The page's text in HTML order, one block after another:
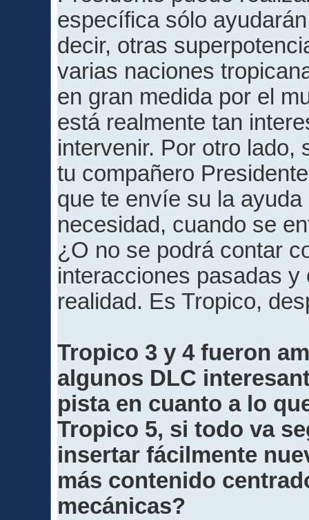
específica sólo
decir, otras
varias naciones
en gran medida por el
está realmente tan
intervenir. Por otro lado,
tu compañero
que te envíe su la
necesidad, cuando se
¿O no se podrá contar
interacciones pasadas
realidad. Es Tropico,
Tropico 3 y 4 fueron
algunos DLC
pista en cuanto a lo
Tropico 5, si todo va
insertar fácilmente
más contenido
mecánicas?